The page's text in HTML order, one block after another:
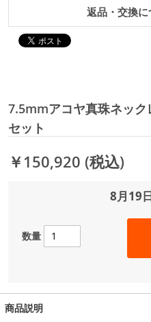
返品・交換
7.5mmアコヤ真珠ネッ
セット
￥150,920 (税込)
8月19
数量
商品説明